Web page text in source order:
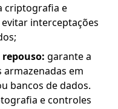
criptografia e
interceptações
repouso: garante a
em
bancos de dados.
e controles